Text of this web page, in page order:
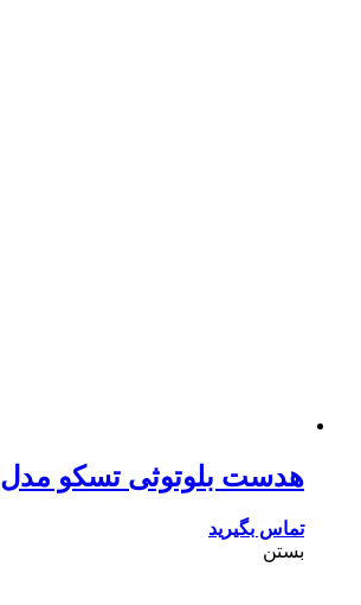
هدست بلوتوثی تسکو مدل TH 5378
تماس بگیرید
بستن